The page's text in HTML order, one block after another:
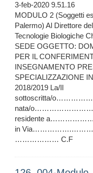
3-feb-2020 9.51.16
MODULO 2 (Soggetti
Palermo) Al Direttore del
Tecnologie Biologiche
SEDE OGGETTO:
PER IL
INSEGNAMENTO
SPECIALIZZAZIONE
2018/2019 La/Il
sottoscritta/
nata/
residente
in
……………… C.F